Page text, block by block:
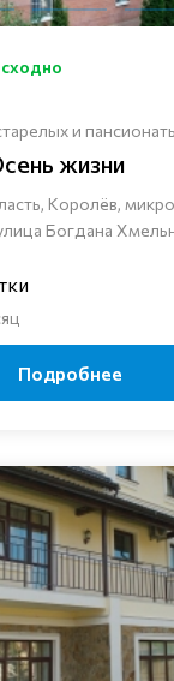
и
жизни
Королёв,
Богдана
Подробнее